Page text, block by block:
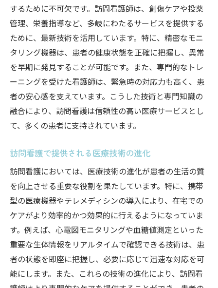
するために不可欠です。訪問看護師は、創傷ケアや投薬
管理、栄養指導など、多岐にわたるサービスを提供する
ために、最新技術を活用しています。特に、精密なモニ
タリング機器は、患者の健康状態を正確に把握し、異常
を早期に発見することが可能です。また、専門的なトレ
ーニングを受けた看護師は、緊急時の対応力も高く、患
者の安心感を支えています。こうした技術と専門知識の
融合により、訪問看護は信頼性の高い医療サービスとし
て、多くの患者に支持されています。
訪問看護で提供される医療技術の進化
訪問看護においては、医療技術の進化が患者の生活の質
を向上させる重要な役割を果たしています。特に、携帯
型の医療機器やテレメディシンの導入により、在宅での
ケアがより効率的かつ効果的に行えるようになっていま
す。例えば、心電図モニタリングや血糖値測定といった
重要な生体情報をリアルタイムで確認できる技術は、患
者の状態を即座に把握し、必要に応じて迅速な対応を可
能にします。また、これらの技術の進化により、訪問看